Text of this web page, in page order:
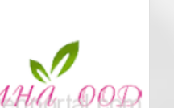
през 1997 г. с основен